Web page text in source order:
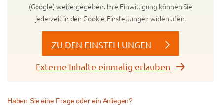
(Google) weitergegeben. Ihre Einwilligung können Sie
jederzeit in den Cookie-Einstellungen widerrufen.
ZU DEN EINSTELLUNGEN
Externe Inhalte einmalig erlauben
Haben Sie eine Frage oder ein Anliegen?